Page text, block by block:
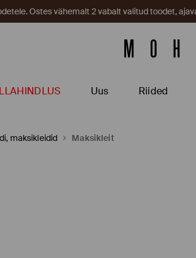
Ostes vähemalt 2 vabalt valitud toodet,
Uus Riided
maksikleidid Maksikleit